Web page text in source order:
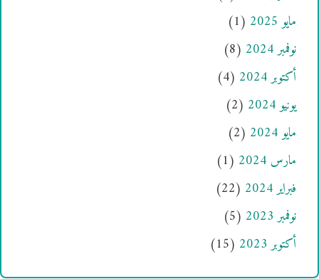
مايو 2025
(1)
نوفمبر 2024
(8)
أكتوبر 2024
(4)
يونيو 2024
(2)
مايو 2024
(2)
مارس 2024
(1)
فبراير 2024
(22)
نوفمبر 2023
(5)
أكتوبر 2023
(15)